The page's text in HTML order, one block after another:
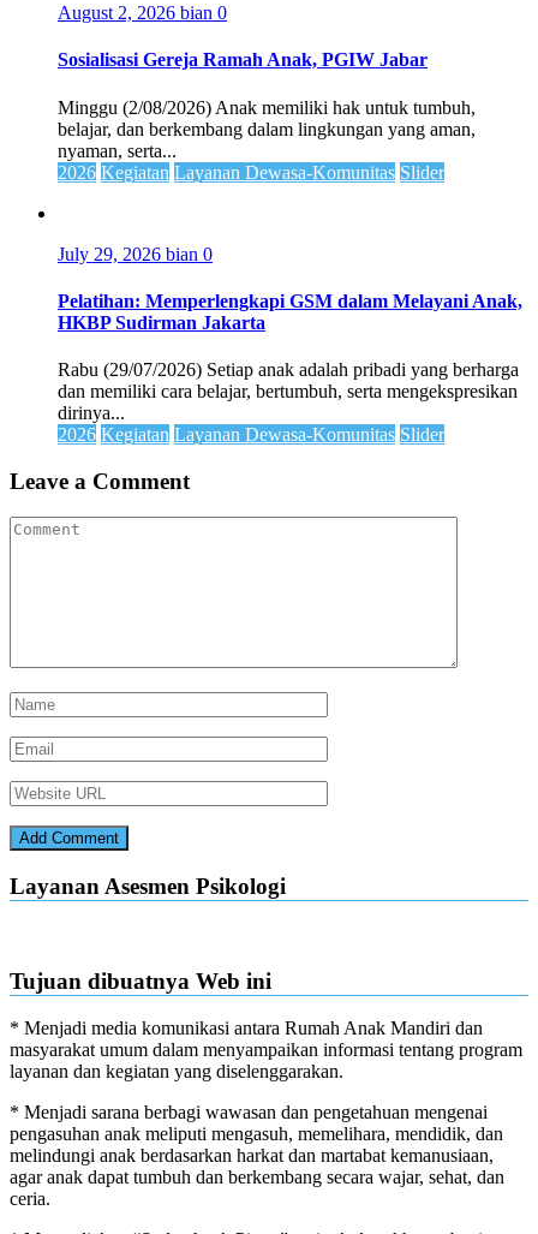
August 2, 2026 bian 0
Sosialisasi Gereja Ramah Anak, PGIW Jabar
Minggu (2/08/2026) Anak memiliki hak untuk tumbuh,
belajar, dan berkembang dalam lingkungan yang aman,
nyaman, serta...
2026 Kegiatan Layanan Dewasa-Komunitas Slider
July 29, 2026 bian 0
Pelatihan: Memperlengkapi GSM dalam Melayani Anak,
HKBP Sudirman Jakarta
Rabu (29/07/2026) Setiap anak adalah pribadi yang berharga
dan memiliki cara belajar, bertumbuh, serta mengekspresikan
dirinya...
2026 Kegiatan Layanan Dewasa-Komunitas Slider
Leave a Comment
Layanan Asesmen Psikologi
Tujuan dibuatnya Web ini
* Menjadi media komunikasi antara Rumah Anak Mandiri dan
masyarakat umum dalam menyampaikan informasi tentang program
layanan dan kegiatan yang diselenggarakan.
* Menjadi sarana berbagi wawasan dan pengetahuan mengenai
pengasuhan anak meliputi mengasuh, memelihara, mendidik, dan
melindungi anak berdasarkan harkat dan martabat kemanusiaan,
agar anak dapat tumbuh dan berkembang secara wajar, sehat, dan
ceria.